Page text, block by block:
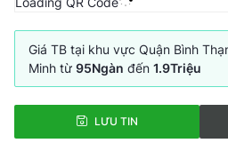
Giá TB tại khu vực Quận Bình
Minh từ 95Ngàn đến 1.9Triệu
LƯU TIN